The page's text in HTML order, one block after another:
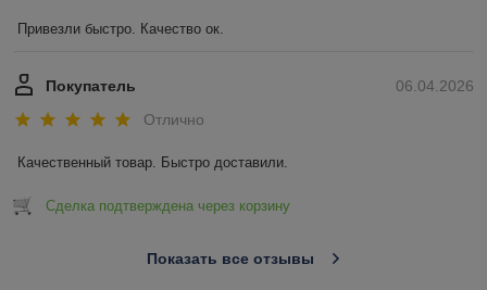
Привезли быстро. Качество ок.
06.04.2026
Покупатель
Отлично
Качественный товар. Быстро доставили.
Сделка подтверждена через корзину
Показать все отзывы